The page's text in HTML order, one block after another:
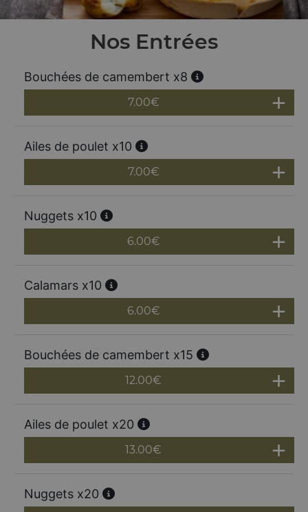
Nos Entrées
Bouchées de camembert x8
7.00€
Ailes de poulet x10
7.00€
Nuggets x10
6.00€
Calamars x10
6.00€
Bouchées de camembert x15
12.00€
Ailes de poulet x20
13.00€
Nuggets x20